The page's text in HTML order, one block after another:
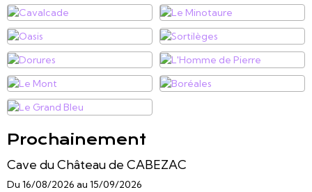
Prochainement
Cave du Château de CABEZAC
Du 16/08/2026 au 15/09/2026